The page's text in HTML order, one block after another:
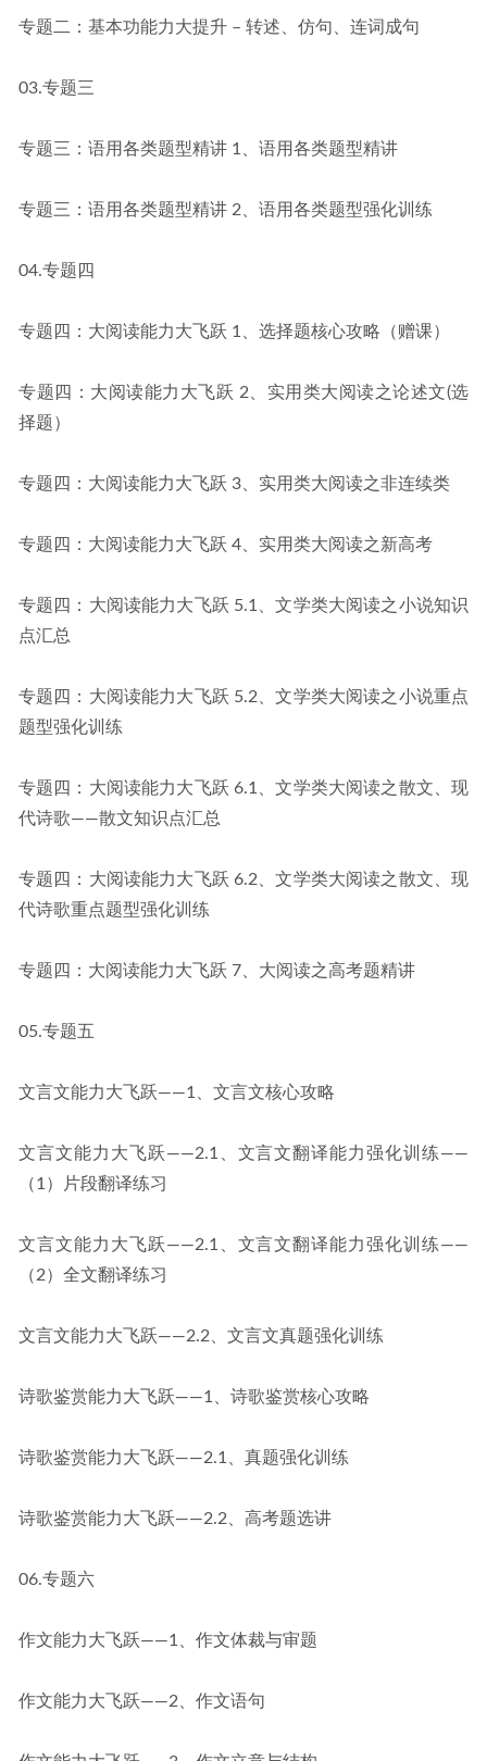
专题二：基本功能力大提升 – 转述、仿句、连词成句
03.专题三
专题三：语用各类题型精讲 1、语用各类题型精讲
专题三：语用各类题型精讲 2、语用各类题型强化训练
04.专题四
专题四：大阅读能力大飞跃 1、选择题核心攻略（赠课）
专题四：大阅读能力大飞跃 2、实用类大阅读之论述文(选
择题）
专题四：大阅读能力大飞跃 3、实用类大阅读之非连续类
专题四：大阅读能力大飞跃 4、实用类大阅读之新高考
专题四：大阅读能力大飞跃 5.1、文学类大阅读之小说知识
点汇总
专题四：大阅读能力大飞跃 5.2、文学类大阅读之小说重点
题型强化训练
专题四：大阅读能力大飞跃 6.1、文学类大阅读之散文、现
代诗歌——散文知识点汇总
专题四：大阅读能力大飞跃 6.2、文学类大阅读之散文、现
代诗歌重点题型强化训练
专题四：大阅读能力大飞跃 7、大阅读之高考题精讲
05.专题五
文言文能力大飞跃——1、文言文核心攻略
文言文能力大飞跃——2.1、文言文翻译能力强化训练——
（1）片段翻译练习
文言文能力大飞跃——2.1、文言文翻译能力强化训练——
（2）全文翻译练习
文言文能力大飞跃——2.2、文言文真题强化训练
诗歌鉴赏能力大飞跃——1、诗歌鉴赏核心攻略
诗歌鉴赏能力大飞跃——2.1、真题强化训练
诗歌鉴赏能力大飞跃——2.2、高考题选讲
06.专题六
作文能力大飞跃——1、作文体裁与审题
作文能力大飞跃——2、作文语句